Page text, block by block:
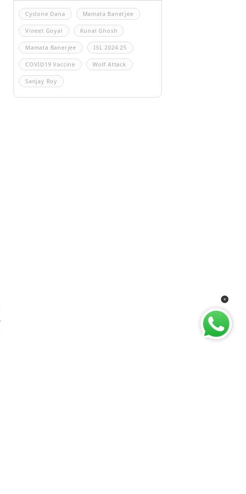
Cyclone Dana Mamata Banerjee
Vineet Goyal Kunal Ghosh
Mamata Banerjee ISL 2024 25
COVID19 Vaccine Wolf Attack
Sanjay Roy